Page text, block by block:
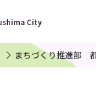
まちづくり推進部